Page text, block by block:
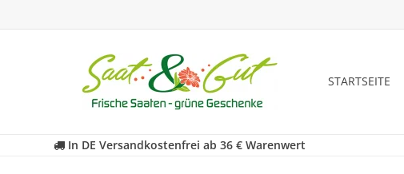
STARTSEITE
In DE Versandkostenfrei ab 36 € Warenwert